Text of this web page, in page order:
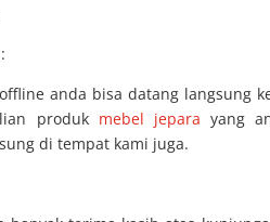
anda bisa datang langsung
produk mebel jepara yang
di tempat kami juga.